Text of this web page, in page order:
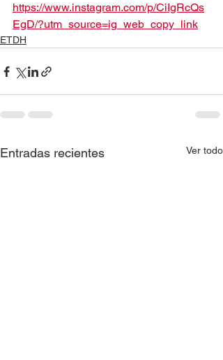
https://www.instagram.com/p/CiIgRcQs
EgD/?utm_source=ig_web_copy_link
ETDH
Entradas recientes Ver todo